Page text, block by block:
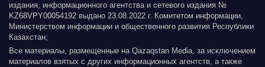
издания, информационного агентства и сетевого издания №
KZ68VPY00054192 выдано 23.08.2022 г. Комитетом информации,
Министерством информации и общественного развития Республики
Казахстан;
Все материалы, размещенные на Qazaqstan Media, за исключением
материалов взятых с других информационных агентств, а также